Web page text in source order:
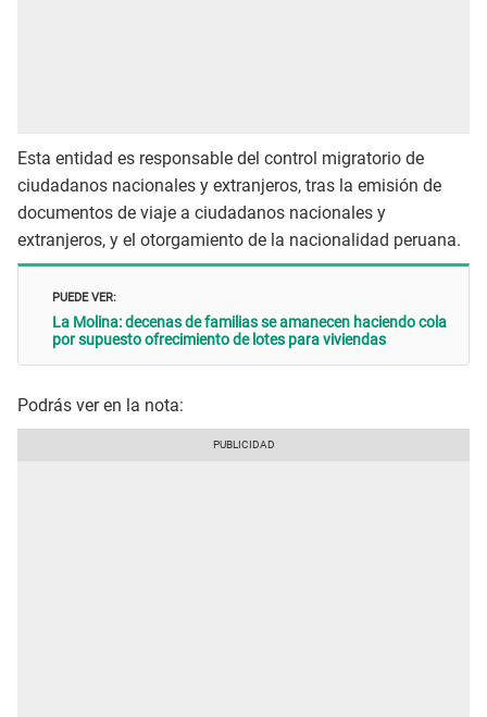
Esta entidad es responsable del control migratorio de
ciudadanos nacionales y extranjeros, tras la emisión de
documentos de viaje a ciudadanos nacionales y
extranjeros, y el otorgamiento de la nacionalidad peruana.
PUEDE VER:
La Molina: decenas de familias se amanecen haciendo cola
por supuesto ofrecimiento de lotes para viviendas
Podrás ver en la nota: